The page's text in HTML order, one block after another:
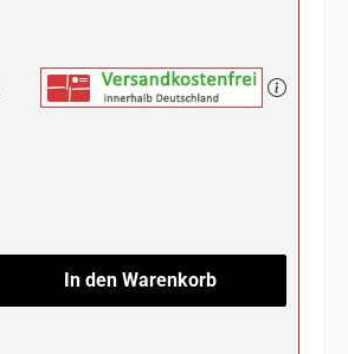
In den Warenkorb